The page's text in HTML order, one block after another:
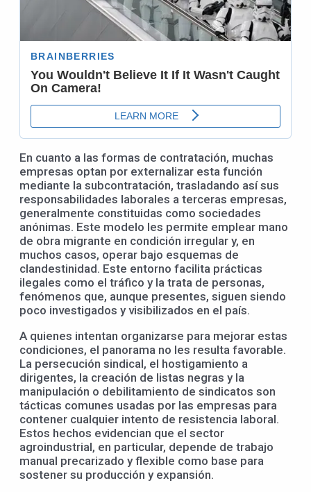
En cuanto a las formas de contratación, muchas
empresas optan por externalizar esta función
mediante la subcontratación, trasladando así sus
responsabilidades laborales a terceras empresas,
generalmente constituidas como sociedades
anónimas. Este modelo les permite emplear mano
de obra migrante en condición irregular y, en
muchos casos, operar bajo esquemas de
clandestinidad. Este entorno facilita prácticas
ilegales como el tráfico y la trata de personas,
fenómenos que, aunque presentes, siguen siendo
poco investigados y visibilizados en el país.
A quienes intentan organizarse para mejorar estas
condiciones, el panorama no les resulta favorable.
La persecución sindical, el hostigamiento a
dirigentes, la creación de listas negras y la
manipulación o debilitamiento de sindicatos son
tácticas comunes usadas por las empresas para
contener cualquier intento de resistencia laboral.
Estos hechos evidencian que el sector
agroindustrial, en particular, depende de trabajo
manual precarizado y flexible como base para
sostener su producción y expansión.